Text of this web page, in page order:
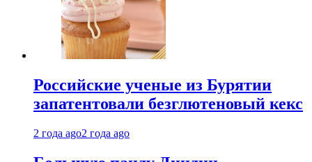
Российские ученые из Бурятии
запатентовали безглютеновый кекс
2 года ago2 года ago